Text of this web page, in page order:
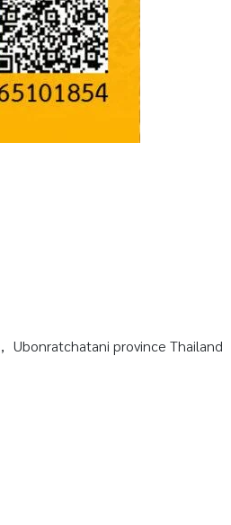
Ubonratchatani province Thailand